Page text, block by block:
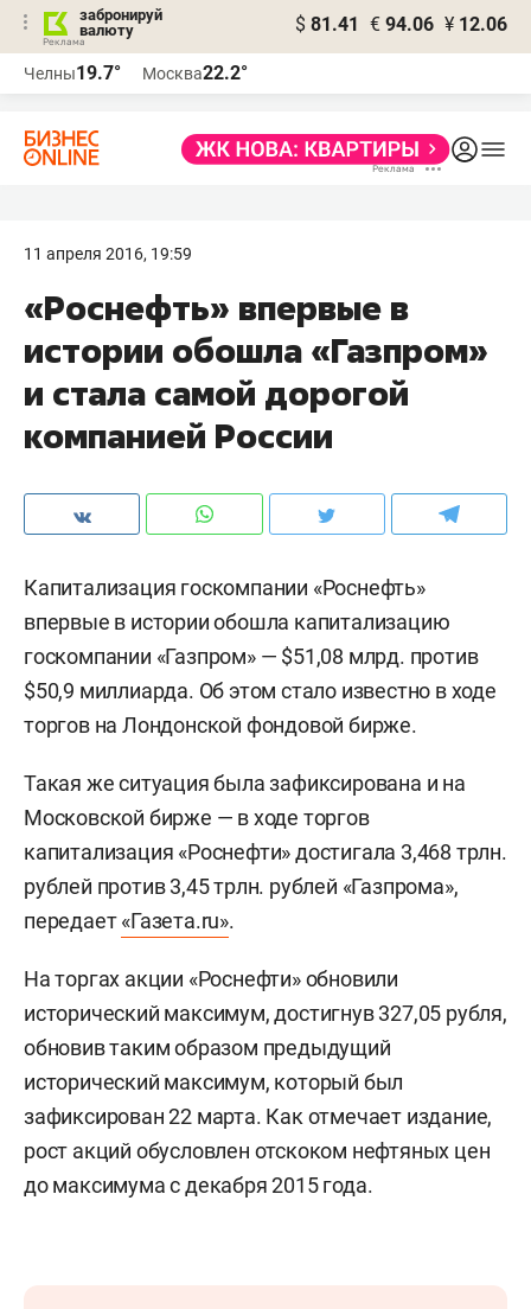
забронируй
валюту
$ 81.41 € 94.06 ¥ 12.06
Челны19.7° Москва22.2°
11 апреля 2016, 19:59
«Роснефть» впервые в
истории обошла «Газпром»
и стала самой дорогой
компанией России
Капитализация госкомпании «Роснефть»
впервые в истории обошла капитализацию
госкомпании «Газпром» — $51,08 млрд. против
$50,9 миллиарда. Об этом стало известно в ходе
торгов на Лондонской фондовой бирже.
Такая же ситуация была зафиксирована и на
Московской бирже — в ходе торгов
капитализация «Роснефти» достигала 3,468 трлн.
рублей против 3,45 трлн. рублей «Газпрома»,
передает«Газета.ru».
На торгах акции «Роснефти» обновили
исторический максимум, достигнув 327,05 рубля,
обновив таким образом предыдущий
исторический максимум, который был
зафиксирован 22 марта. Как отмечает издание,
рост акций обусловлен отскоком нефтяных цен
до максимума с декабря 2015 года.